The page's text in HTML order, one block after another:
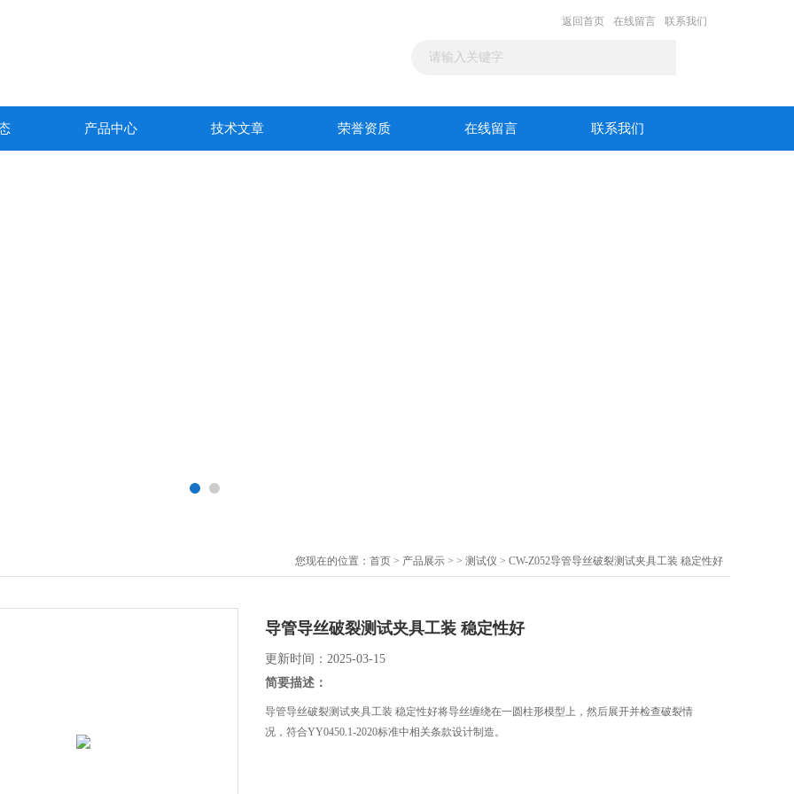
返回首页 在线留言 联系我们
产品中心 技术文章 荣誉资质 在线留言 联系我们
您现在的位置： 首页 > 产品展示 > > 测试仪 > CW-Z052导管导丝破裂测试夹具工装 稳定性好
导管导丝破裂测试夹具工装 稳定性好
更新时间：2025-03-15
简要描述：
导管导丝破裂测试夹具工装 稳定性好将导丝缠绕在一圆柱形模型上，然后展开并检查破裂情
况，符合YY0450.1-2020标准中相关条款设计制造。